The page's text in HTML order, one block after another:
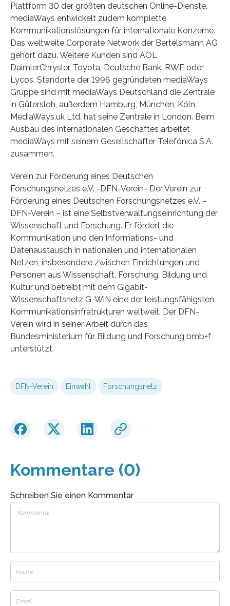
Plattform 30 der größten deutschen Online-Dienste.
mediaWays entwickelt zudem komplette
Kommunikationslösungen für internationale Konzerne.
Das weltweite Corporate Network der Bertelsmann AG
gehört dazu. Weitere Kunden sind AOL,
DaimlerChrysler, Toyota, Deutsche Bank, RWE oder
Lycos. Standorte der 1996 gegründeten mediaWays
Gruppe sind mit mediaWays Deutschland die Zentrale
in Gütersloh, außerdem Hamburg, München, Köln.
MediaWays.uk Ltd. hat seine Zentrale in London. Beim
Ausbau des internationalen Geschäftes arbeitet
mediaWays mit seinem Gesellschafter Telefónica S.A.
zusammen.
Verein zur Förderung eines Deutschen
Forschungsnetzes e.V. -DFN-Verein- Der Verein zur
Förderung eines Deutschen Forschungsnetzes e.V. –
DFN-Verein – ist eine Selbstverwaltungseinrichtung der
Wissenschaft und Forschung. Er fördert die
Kommunikation und den Informations- und
Datenaustausch in nationalen und internationalen
Netzen, insbesondere zwischen Einrichtungen und
Personen aus Wissenschaft, Forschung, Bildung und
Kultur und betreibt mit dem Gigabit-
Wissenschaftsnetz G-WiN eine der leistungsfähigsten
Kommunikationsinfratrukturen weltweit. Der DFN-
Verein wird in seiner Arbeit durch das
Bundesministerium für Bildung und Forschung bmb+f
unterstützt.
DFN-Verein Einwahl Forschungsnetz
Kommentare (0)
Schreiben Sie einen Kommentar